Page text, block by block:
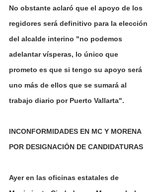
No obstante aclaró que el apoyo de los
regidores será definitivo para la elección
del alcalde interino "no podemos
adelantar vísperas, lo único que
prometo es que si tengo su apoyo será
uno más de ellos que se sumará al
trabajo diario por Puerto Vallarta".
INCONFORMIDADES EN MC Y MORENA
POR DESIGNACIÓN DE CANDIDATURAS
Ayer en las oficinas estatales de